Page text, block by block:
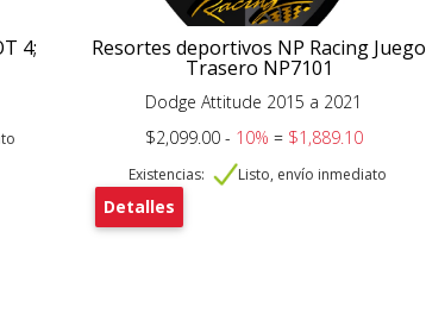
4; Resortes deportivos NP Racing Juego
Trasero NP7101
Dodge Attitude 2015 a 2021
$2,099.00 - 10% = $1,889.10
Existencias: Listo, envío inmediato
Detalles